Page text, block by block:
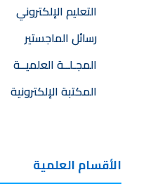
التعليم الإلكتروني
رسائل الماجستير
المجـلــة العلميــة
المكتبة الإلكترونية
الأقسام العلمية